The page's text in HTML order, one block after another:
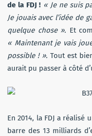
de la FDJ ! « Je ne suis
Je jouais avec l’idée de
quelque chose ». Et
« Maintenant je vais
possible ! ». Tout est
aurait pu passer à côté
En 2014, la FDJ a
barre des 13 milliards